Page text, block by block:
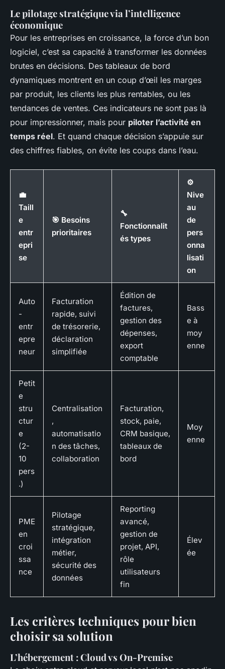
Le pilotage stratégique via l’intelligence
économique
Pour les entreprises en croissance, la force d’un bon
logiciel, c’est sa capacité à transformer les données
brutes en décisions. Des tableaux de bord
dynamiques montrent en un coup d’œil les marges
par produit, les clients les plus rentables, ou les
tendances de ventes. Ces indicateurs ne sont pas là
pour impressionner, mais pour piloter l’activité en
temps réel. Et quand chaque décision s’appuie sur
des chiffres fiables, on évite les coups dans l’eau.
💼
Taill
e
entr
epri
se
🎯 Besoins
prioritaires
🔧
Fonctionnalit
és types
⚙️
Nive
au
de
pers
onna
lisati
on
Auto
-
entr
epre
neur
Facturation
rapide, suivi
de trésorerie,
déclaration
simplifiée
Édition de
factures,
gestion des
dépenses,
export
comptable
Bass
e à
moy
enne
Petit
e
stru
ctur
e
(2-
10
pers
.)
Centralisation
,
automatisatio
n des tâches,
collaboration
Facturation,
stock, paie,
CRM basique,
tableaux de
bord
Moy
enne
PME
en
croi
ssa
nce
Pilotage
stratégique,
intégration
métier,
sécurité des
données
Reporting
avancé,
gestion de
projet, API,
rôle
utilisateurs
fin
Élev
ée
Les critères techniques pour bien
choisir sa solution
L’hébergement : Cloud vs On-Premise